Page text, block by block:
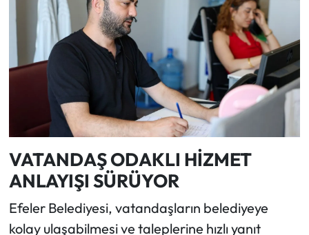
VATANDAŞ ODAKLI HİZMET
ANLAYIŞI SÜRÜYOR
Efeler Belediyesi, vatandaşların belediyeye
kolay ulaşabilmesi ve taleplerine hızlı yanıt